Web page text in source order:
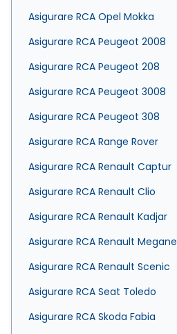
Asigurare RCA Opel Mokka
Asigurare RCA Peugeot 2008
Asigurare RCA Peugeot 208
Asigurare RCA Peugeot 3008
Asigurare RCA Peugeot 308
Asigurare RCA Range Rover
Asigurare RCA Renault Captur
Asigurare RCA Renault Clio
Asigurare RCA Renault Kadjar
Asigurare RCA Renault Megane
Asigurare RCA Renault Scenic
Asigurare RCA Seat Toledo
Asigurare RCA Skoda Fabia